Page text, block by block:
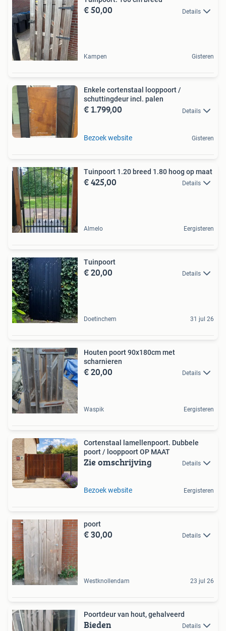
€ 50,00 Details
Kampen Gisteren
Enkele cortenstaal looppoort /
schuttingdeur incl. palen
€ 1.799,00 Details
Bezoek website Gisteren
Tuinpoort 1.20 breed 1.80 hoog op maat
€ 425,00 Details
Almelo Eergisteren
Tuinpoort
€ 20,00 Details
Doetinchem 31 jul 26
Houten poort 90x180cm met
scharnieren
€ 20,00 Details
Waspik Eergisteren
Cortenstaal lamellenpoort. Dubbele
poort / looppoort OP MAAT
Zie omschrijving Details
Bezoek website Eergisteren
poort
€ 30,00 Details
Westknollendam 23 jul 26
Poortdeur van hout, gehalveerd
Bieden Details